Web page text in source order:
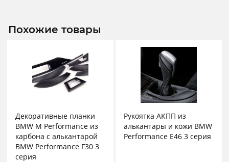
Похожие товары
Декоративные планки
BMW M Performance из
карбона с алькантарой
BMW Performance F30 3
серия
Рукоятка АКПП из
алькантары и кожи BMW
Performance E46 3 серия